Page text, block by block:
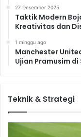
27 Desember 2025
Taktik Modern
Kreativitas dan
1 minggu ago
Manchester
Ujian Pramusim
Teknik & Strategi